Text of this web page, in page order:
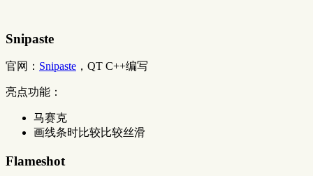
Snipaste
官网： Snipaste ，QT C++编写
亮点功能：
马赛克
画线条时比较比较丝滑
Flameshot